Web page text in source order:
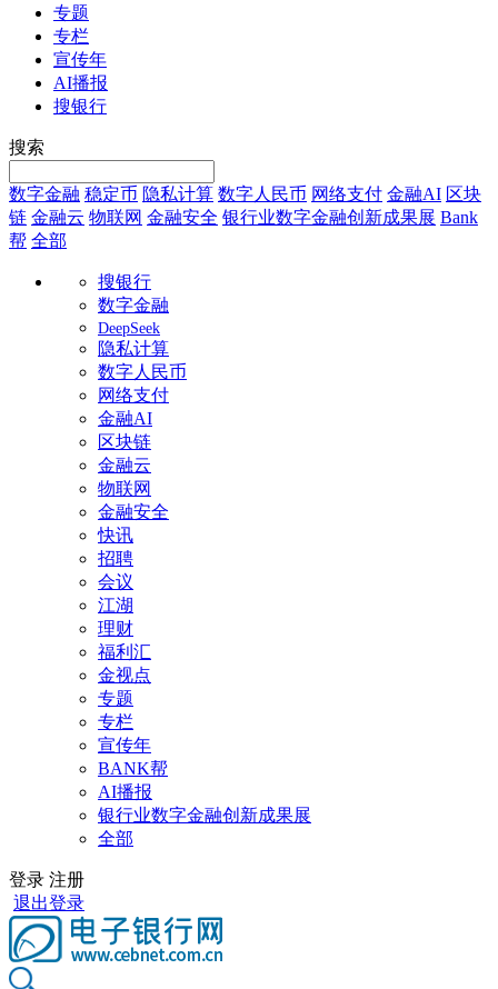
专题
专栏
宣传年
AI播报
搜银行
搜索
数字金融 稳定币 隐私计算 数字人民币 网络支付 金融AI 区块
链 金融云 物联网 金融安全 银行业数字金融创新成果展 Bank
帮 全部
搜银行
数字金融
DeepSeek
隐私计算
数字人民币
网络支付
金融AI
区块链
金融云
物联网
金融安全
快讯
招聘
会议
江湖
理财
福利汇
金视点
专题
专栏
宣传年
BANK帮
AI播报
银行业数字金融创新成果展
全部
登录 注册
退出登录